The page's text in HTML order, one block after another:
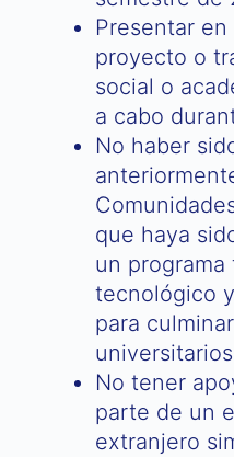
Presentar
proyecto o
social o
a cabo
No haber
que haya
un
tecnológico
para
No tener
parte de un
extranjero